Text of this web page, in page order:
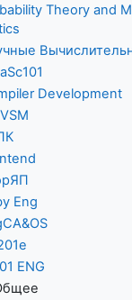
Theory and
Development
Eng
ENG